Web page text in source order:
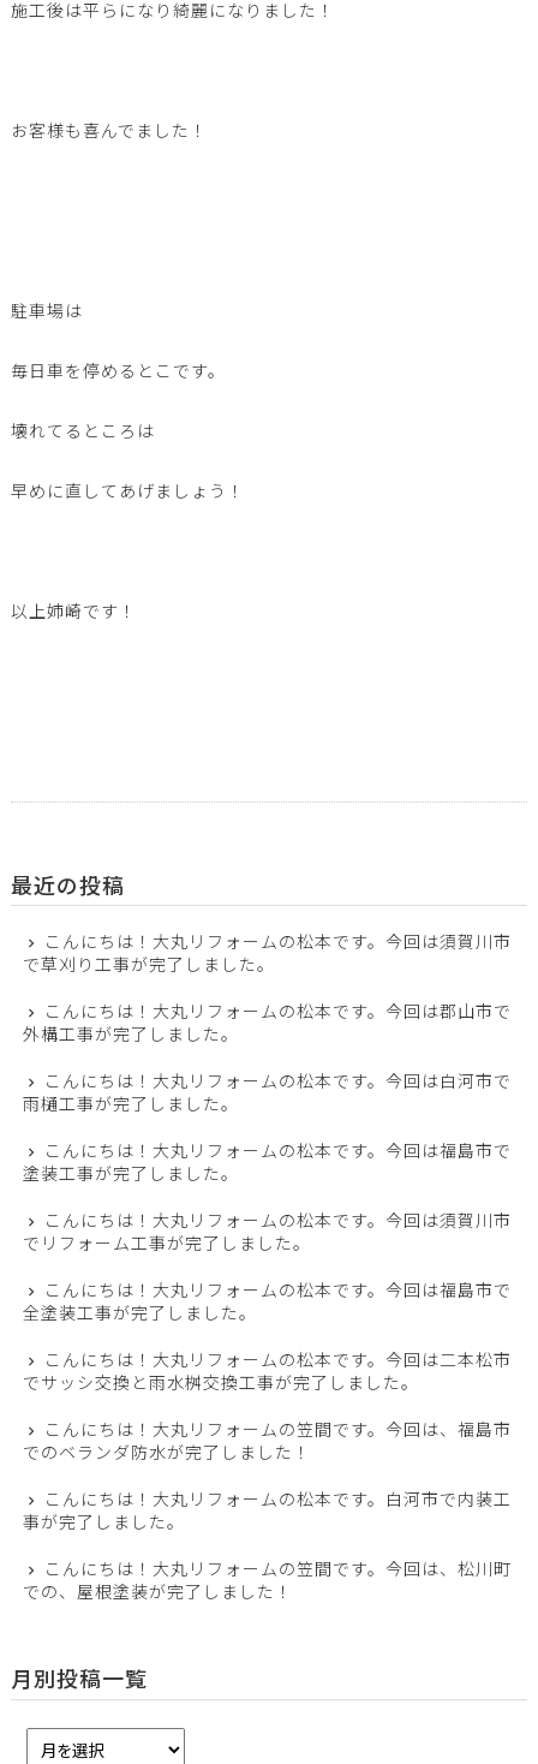
施工後は平らになり綺麗になりました！
お客様も喜んでました！
駐車場は
毎日車を停めるとこです。
壊れてるところは
早めに直してあげましょう！
以上姉崎です！
最近の投稿
こんにちは！大丸リフォームの松本です。今回は須賀川市
で草刈り工事が完了しました。
こんにちは！大丸リフォームの松本です。今回は郡山市で
外構工事が完了しました。
こんにちは！大丸リフォームの松本です。今回は白河市で
雨樋工事が完了しました。
こんにちは！大丸リフォームの松本です。今回は福島市で
塗装工事が完了しました。
こんにちは！大丸リフォームの松本です。今回は須賀川市
でリフォーム工事が完了しました。
こんにちは！大丸リフォームの松本です。今回は福島市で
全塗装工事が完了しました。
こんにちは！大丸リフォームの松本です。今回は二本松市
でサッシ交換と雨水桝交換工事が完了しました。
こんにちは！大丸リフォームの笠間です。今回は、福島市
でのベランダ防水が完了しました！
こんにちは！大丸リフォームの松本です。白河市で内装工
事が完了しました。
こんにちは！大丸リフォームの笠間です。今回は、松川町
での、屋根塗装が完了しました！
月別投稿一覧